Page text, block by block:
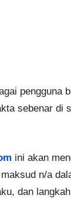
pengguna
sebenar di
ini akan
n/a
dan